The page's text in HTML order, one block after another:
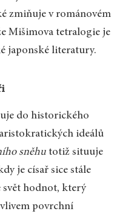
zmiňuje v románovém
Mišimova tetralogie je
japonské literatury.
do historického
ideálů
sněhutotiž situuje
je císař sice stále
hodnot, který
povrchní